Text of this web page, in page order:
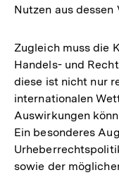
Nutzen aus dessen
Zugleich muss die
Handels- und
diese ist nicht nur
internationalen
Auswirkungen
Ein besonderes
sowie der